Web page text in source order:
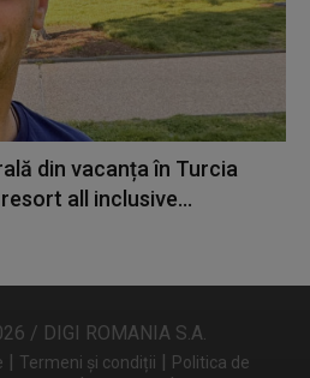
din vacanța în Turcia
all inclusive...
/ DIGI ROMANIA S.A.
Termeni și condiții
Politica de